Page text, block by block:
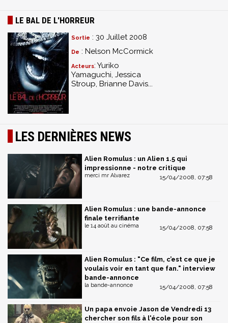
LE BAL DE L'HORREUR
Sortie : 30 Juillet 2008
De : Nelson McCormick
Acteurs: Yuriko
Yamaguchi, Jessica
Stroup, Brianne Davis...
LES DERNIÈRES NEWS
Alien Romulus : un Alien 1.5 qui
impressionne - notre critique
15/04/2008, 07:58
merci mr Alvarez
Alien Romulus : une bande-annonce
finale terrifiante
15/04/2008, 07:58
le 14 août au cinéma
Alien Romulus : "Ce film, c’est ce que je
voulais voir en tant que fan." interview
bande-annonce
15/04/2008, 07:58
la bande-annonce
Un papa envoie Jason de Vendredi 13
chercher son fils à l'école pour son